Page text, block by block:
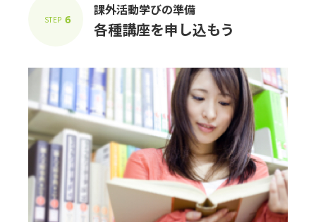
STEP 6
課外活動学びの準備
各種講座を申し込もう